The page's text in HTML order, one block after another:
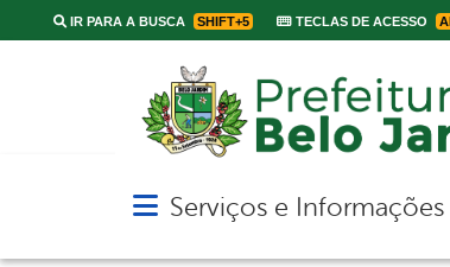
IR PARA A BUSCA SHIFT+5 TECLAS DE ACESSO
Abrir menu principal de navegação
Serviços e Informações